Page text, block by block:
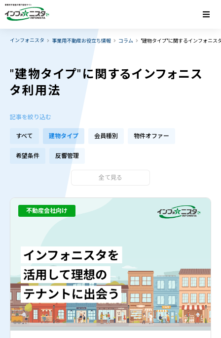
インフォニスタ 事業用不動産お役立ち情報 コラム "建物タイプ"に関するインフォニス
"建物タイプ"に関するインフォニス
タ利用法
記事を絞り込む
すべて 建物タイプ 会員種別 物件オファー
希望条件 反響管理
全て見る
不動産会社向け